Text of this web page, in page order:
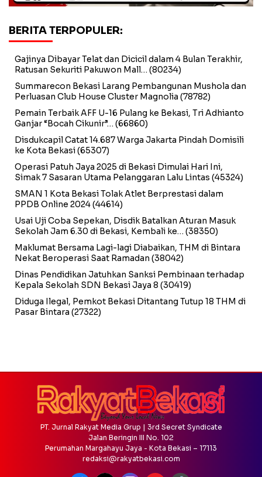
BERITA TERPOPULER:
Gajinya Dibayar Telat dan Dicicil dalam 4 Bulan Terakhir,
Ratusan Sekuriti Pakuwon Mall… (80234)
Summarecon Bekasi Larang Pembangunan Mushola dan
Perluasan Club House Cluster Magnolia (78782)
Pemain Terbaik AFF U-16 Pulang ke Bekasi, Tri Adhianto
Ganjar “Bocah Cikunir”… (66860)
Disdukcapil Catat 14.687 Warga Jakarta Pindah Domisili
ke Kota Bekasi(65307)
Operasi Patuh Jaya 2025 di Bekasi Dimulai Hari Ini,
Simak 7 Sasaran Utama Pelanggaran Lalu Lintas (45324)
SMAN 1 Kota Bekasi Tolak Atlet Berprestasi dalam
PPDB Online 2024(44614)
Usai Uji Coba Sepekan, Disdik Batalkan Aturan Masuk
Sekolah Jam 6.30 di Bekasi, Kembali ke… (38350)
Maklumat Bersama Lagi-lagi Diabaikan, THM di Bintara
Nekat Beroperasi Saat Ramadan (38042)
Dinas Pendidikan Jatuhkan Sanksi Pembinaan terhadap
Kepala Sekolah SDN Bekasi Jaya 8 (30419)
Diduga Ilegal, Pemkot Bekasi Ditantang Tutup 18 THM di
Pasar Bintara (27322)
PT. Jurnal Rakyat Media Grup | 3rd Secret Syndicate
Jalan Beringin III No. 102
Perumahan Margahayu Jaya - Kota Bekasi – 17113
redaksi@rakyatbekasi.com